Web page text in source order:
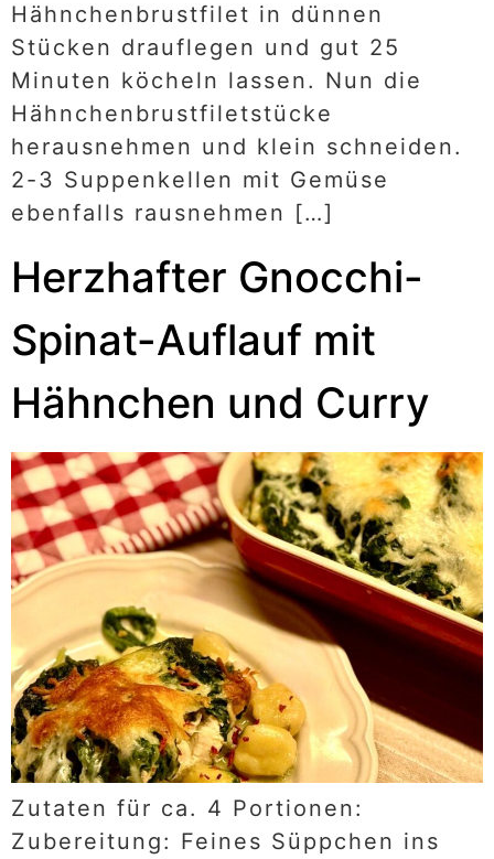
Hähnchenbrustfilet in dünnen
Stücken drauflegen und gut 25
Minuten köcheln lassen. Nun die
Hähnchenbrustfiletstücke
herausnehmen und klein schneiden.
2-3 Suppenkellen mit Gemüse
ebenfalls rausnehmen […]
Herzhafter Gnocchi-
Spinat-Auflauf mit
Hähnchen und Curry
Zutaten für ca. 4 Portionen:
Zubereitung: Feines Süppchen ins